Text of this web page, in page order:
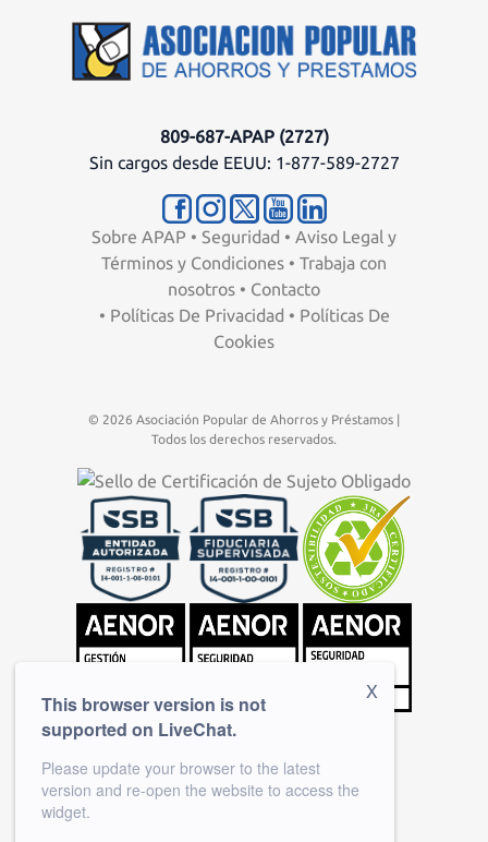
809-687-APAP (2727)
Sin cargos desde EEUU: 1-877-589-2727
Sobre APAP • Seguridad • Aviso Legal y
Términos y Condiciones • Trabaja con
nosotros • Contacto
• Políticas De Privacidad • Políticas De
Cookies
© 2026 Asociación Popular de Ahorros y Préstamos |
Todos los derechos reservados.